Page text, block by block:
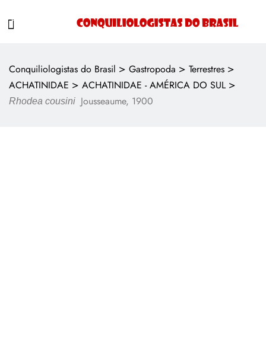
Conquiliologistas do Brasil > Gastropoda > Terrestres >
ACHATINIDAE > ACHATINIDAE - AMÉRICA DO SUL >
Rhodea cousini Jousseaume, 1900